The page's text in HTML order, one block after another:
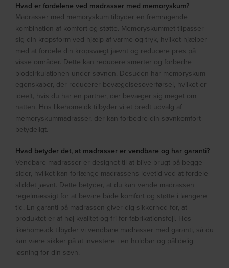
Hvad er fordelene ved madrasser med memoryskum?
Madrasser med memoryskum tilbyder en fremragende
kombination af komfort og støtte. Memoryskummet tilpasser
sig din kropsform ved hjælp af varme og tryk, hvilket hjælper
med at fordele din kropsvægt jævnt og reducere pres på
visse områder. Dette kan reducere smerter og forbedre
blodcirkulationen under søvnen. Desuden har memoryskum
egenskaber, der reducerer bevægelsesoverførsel, hvilket er
ideelt, hvis du har en partner, der bevæger sig meget om
natten. Hos likehome.dk tilbyder vi et bredt udvalg af
memoryskummadrasser, der kan forbedre din søvnkomfort
betydeligt.
Hvad betyder det, at madrasser er vendbare og har garanti?
Vendbare madrasser er designet til at blive brugt på begge
sider, hvilket kan forlænge madrassens levetid ved at fordele
sliddet jævnt. Dette betyder, at du kan vende madrassen
regelmæssigt for at bevare både komfort og støtte i længere
tid. En garanti på madrassen giver dig sikkerhed for, at
produktet er af høj kvalitet og fri for fabrikationsfejl. Hos
likehome.dk tilbyder vi vendbare madrasser med garanti, så du
kan være sikker på at investere i en holdbar og pålidelig
løsning for din søvn.